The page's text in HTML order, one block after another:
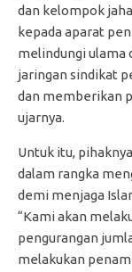
dan kelompok
kepada aparat
melindungi ulama
jaringan sindikat
dan memberikan
ujarnya.
Untuk itu,
dalam rangka
demi menjaga
“Kami akan
pengurangan
melakukan